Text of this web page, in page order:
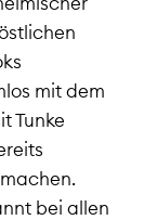
mit dem
Tunke
bei allen